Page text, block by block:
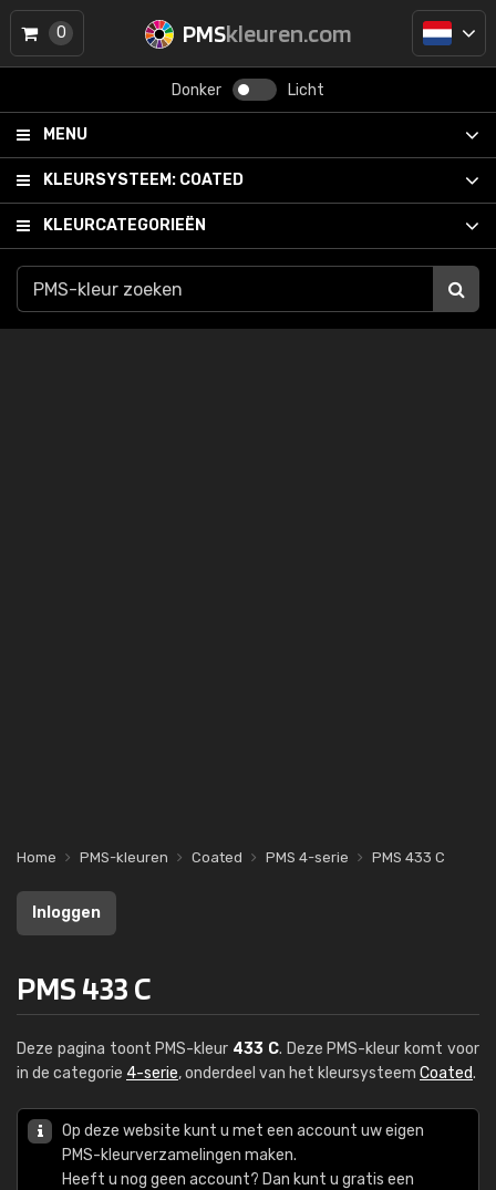
PMSkleuren.com
Donker Licht
MENU
KLEURSYSTEEM: COATED
KLEURCATEGORIEËN
0
Home PMS-kleuren Coated PMS 4-serie PMS 433 C
Inloggen
PMS 433 C
Deze pagina toont PMS-kleur 433 C. Deze PMS-kleur komt voor
in de categorie 4-serie, onderdeel van het kleursysteem Coated.
Op deze website kunt u met een account uw eigen
PMS-kleurverzamelingen maken.
Heeft u nog geen account? Dan kunt u gratis een